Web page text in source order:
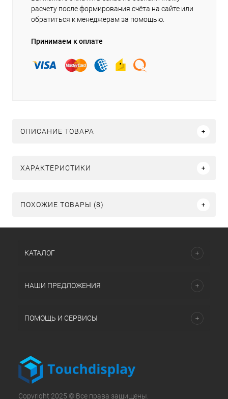
расчету после формирования счёта на сайте или
обратиться к менеджерам за помощью.
Принимаем к оплате
ОПИСАНИЕ ТОВАРА
ХАРАКТЕРИСТИКИ
ПОХОЖИЕ ТОВАРЫ (8)
КАТАЛОГ
НАШИ ПРЕДЛОЖЕНИЯ
ПОМОЩЬ И СЕРВИСЫ
Copyright 2025 © Все права защищены.